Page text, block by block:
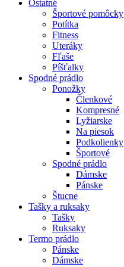
Ostatné
Športové pomôcky
Potítka
Fitness
Uteráky
Fľaše
Píšťalky
Spodné prádlo
Ponožky
Členkové
Kompresné
Lyžiarske
Na piesok
Podkolienky
Športové
Spodné prádlo
Dámske
Pánske
Štucne
Tašky a ruksaky
Tašky
Ruksaky
Termo prádlo
Pánske
Dámske